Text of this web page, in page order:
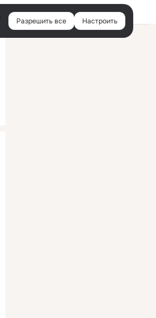
Войти
Разрешить все Настроить